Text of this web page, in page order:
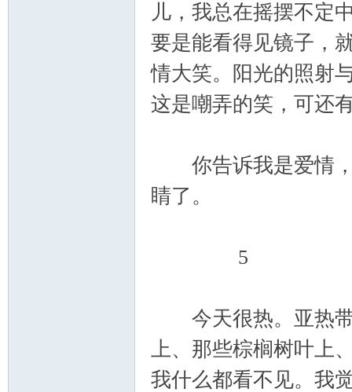
儿，我总在摇摆不定
要是能看得见镜子，
情大笑。阳光的照射
这是嘲弄的笑，可还
你告诉我是爱情，
睛了。
5
今天很热。亚热带
上、那些棕榈树叶上
我什么都看不见。我